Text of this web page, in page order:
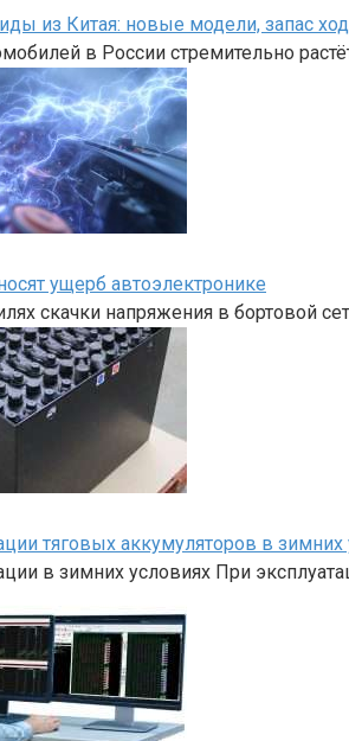
из Китая: новые модели, запас
в России стремительно
ущерб автоэлектронике
скачки напряжения в бортовой
тяговых аккумуляторов в зимних
в зимних условиях При